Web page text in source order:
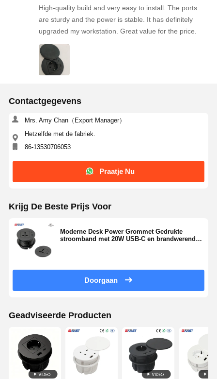
High-quality build and very easy to install. The ports
are sturdy and the power is stable. It has definitely
upgraded my workstation. Great value for the price.
Contactgegevens
Mrs. Amy Chan（Export Manager）
Hetzelfde met de fabriek.
86-13530706053
Praatje Nu
Krijg De Beste Prijs Voor
Moderne Desk Power Grommet Gedrukte
stroomband met 20W USB-C en brandwerend
Doorgaan
Geadviseerde Producten